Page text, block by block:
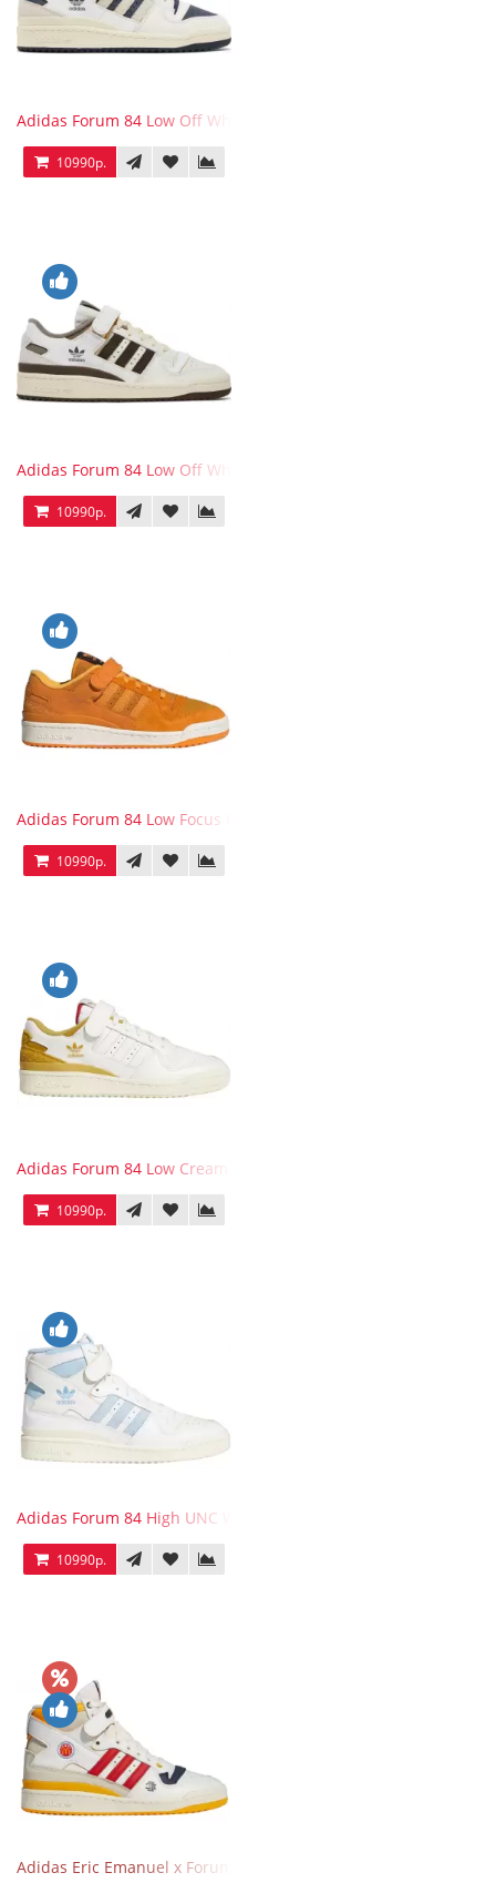
Adidas Forum 84 Low Off White Collegiate Navy
10990р.
Adidas Forum 84 Low Off White Brown
10990р.
Adidas Forum 84 Low Focus Orange
10990р.
Adidas Forum 84 Low Cream White Victory Gold
10990р.
Adidas Forum 84 High UNC White Blue
10990р.
Adidas Eric Emanuel x Forum 84 High Mcdonald’s